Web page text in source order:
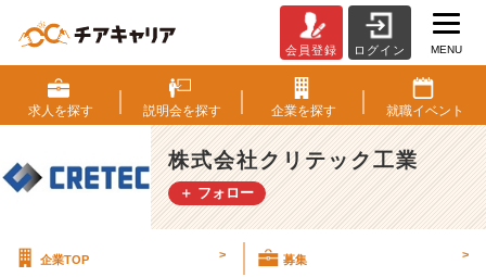
ョ
イ
ン
ト
屋、
未
会員登録 ログイン MENU
求人を探す 説明会を探す 企業を探す 就職イベント
株式会社クリテック工業
＋ フォロー
企業TOP > 募集 >